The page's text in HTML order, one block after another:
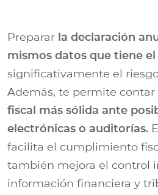
Preparar la declaración
mismos datos que tiene el
significativamente el
Además, te permite contar
fiscal más sólida ante
electrónicas o auditorías.
facilita el cumplimiento
también mejora el control
información financiera y